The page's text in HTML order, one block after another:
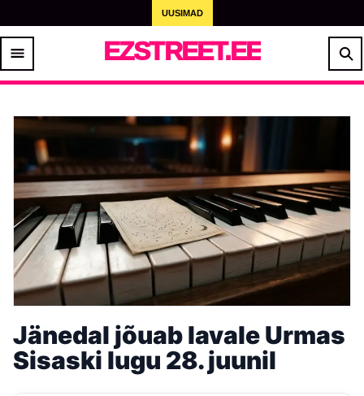
UUSIMAD
EZSTREET.EE
Jänedal jõuab lavale Urmas
Sisaski lugu 28. juunil